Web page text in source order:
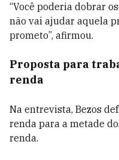
“Você poderia dobrar
não vai ajudar aquela
prometo”, afirmou.
Proposta para
renda
Na entrevista, Bezos
renda para a metade
renda.